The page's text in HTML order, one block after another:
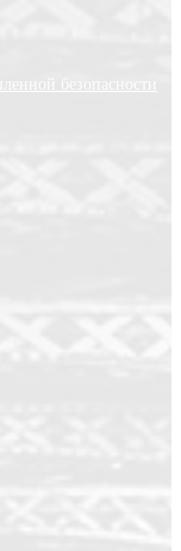
безопасности